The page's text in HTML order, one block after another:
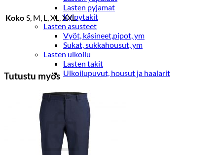
Lasten pyjamat
Kylpytakit
Lasten asusteet
Vyöt, käsineet,pipot, ym
Sukat, sukkahousut, ym
Lasten ulkoilu
Lasten takit
Ulkoilupuvut, housut ja haalarit
Kirjaudu
Koko S, M, L, XL, XXL
Tutustu myös